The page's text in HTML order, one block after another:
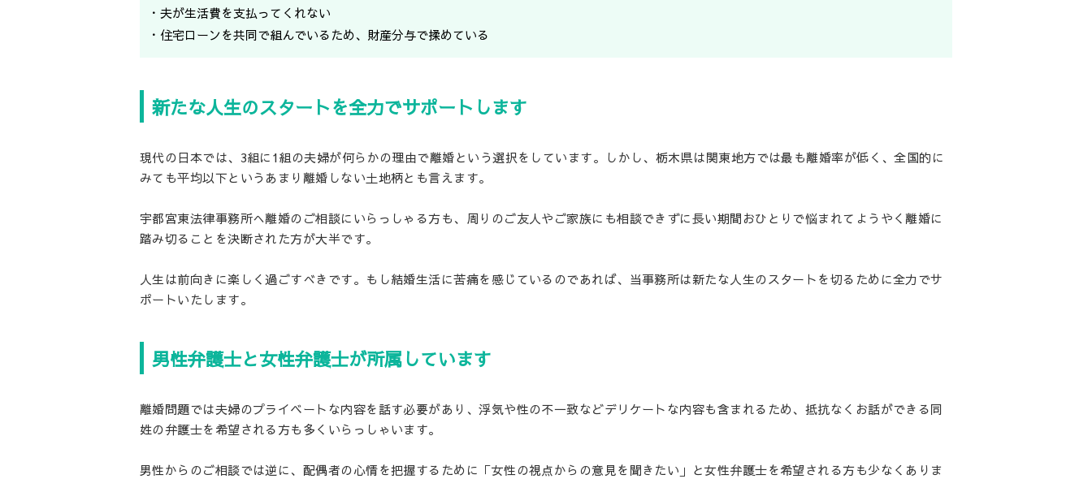
・夫が生活費を支払ってくれない
・住宅ローンを共同で組んでいるため、財産分与で揉めている
新たな人生のスタートを全力でサポートします
現代の日本では、3組に1組の夫婦が何らかの理由で離婚という選択をしています。しかし、栃木県は関東地方では最も離婚率が低く、全国的に
みても平均以下というあまり離婚しない土地柄とも言えます。
宇都宮東法律事務所へ離婚のご相談にいらっしゃる方も、周りのご友人やご家族にも相談できずに長い期間おひとりで悩まれてようやく離婚に
踏み切ることを決断された方が大半です。
人生は前向きに楽しく過ごすべきです。もし結婚生活に苦痛を感じているのであれば、当事務所は新たな人生のスタートを切るために全力でサ
ポートいたします。
男性弁護士と女性弁護士が所属しています
離婚問題では夫婦のプライベートな内容を話す必要があり、浮気や性の不一致などデリケートな内容も含まれるため、抵抗なくお話ができる同
姓の弁護士を希望される方も多くいらっしゃいます。
男性からのご相談では逆に、配偶者の心情を把握するために「女性の視点からの意見を聞きたい」と女性弁護士を希望される方も少なくありま